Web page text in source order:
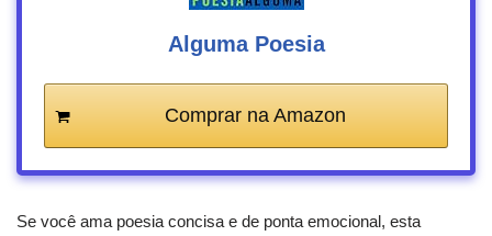
Alguma Poesia
Comprar na Amazon
Se você ama poesia concisa e de ponta emocional, esta